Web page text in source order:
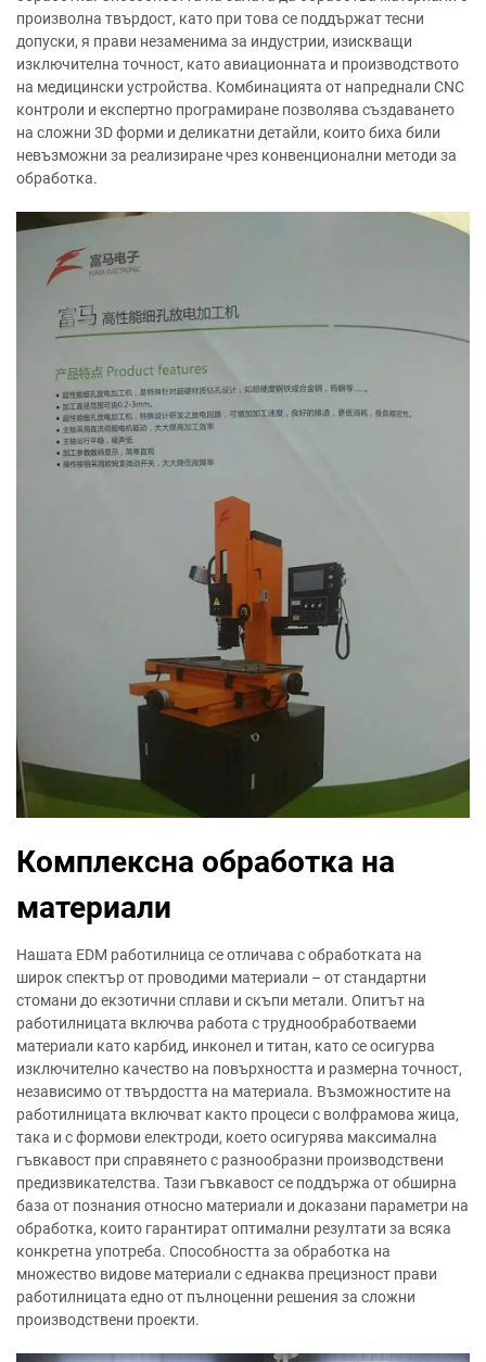
произволна твърдост, като при това се поддържат тесни
допуски, я прави незаменима за индустрии, изискващи
изключителна точност, като авиационната и производството
на медицински устройства. Комбинацията от напреднали CNC
контроли и експертно програмиране позволява създаването
на сложни 3D форми и деликатни детайли, които биха били
невъзможни за реализиране чрез конвенционални методи за
обработка.
Комплексна обработка на
материали
Нашата EDM работилница се отличава с обработката на
широк спектър от проводими материали – от стандартни
стомани до екзотични сплави и скъпи метали. Опитът на
работилницата включва работа с труднообработваеми
материали като карбид, инконел и титан, като се осигурва
изключително качество на повърхността и размерна точност,
независимо от твърдостта на материала. Възможностите на
работилницата включват както процеси с волфрамова жица,
така и с формови електроди, което осигурява максимална
гъвкавост при справянето с разнообразни производствени
предизвикателства. Тази гъвкавост се поддържа от обширна
база от познания относно материали и доказани параметри на
обработка, които гарантират оптимални резултати за всяка
конкретна употреба. Способността за обработка на
множество видове материали с еднаква прецизност прави
работилницата едно от пълноценни решения за сложни
производствени проекти.